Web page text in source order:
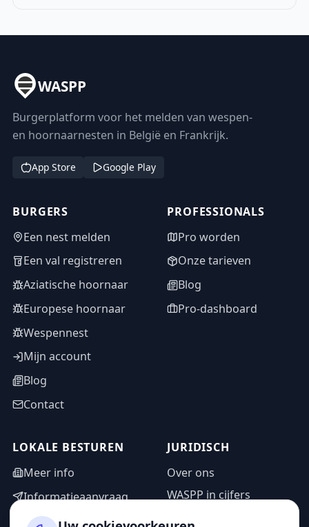
WASPP
Burgerplatform voor het melden van wespen-
en hoornaarnesten in België en Frankrijk.
App Store Google Play
BURGERS
Een nest melden
Een val registreren
Aziatische hoornaar
Europese hoornaar
Wespennest
Mijn account
Blog
Contact
PROFESSIONALS
Pro worden
Onze tarieven
Blog
Pro-dashboard
LOKALE BESTUREN
Meer info
Informatieaanvraag
Adminzone
JURIDISCH
Over ons
WASPP in cijfers